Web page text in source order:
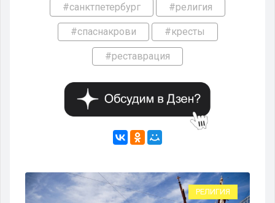
#санктпетербург #религия
#спаснакрови #кресты
#реставрация
РЕЛИГИЯ